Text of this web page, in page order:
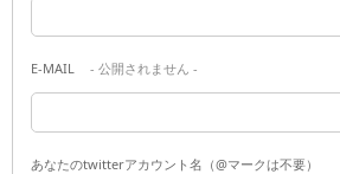
E-MAIL - 公開されません -
あなたのtwitterアカウント名（@マークは不要）